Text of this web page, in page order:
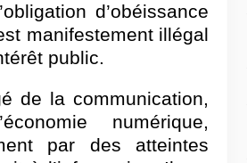
d’obéissance
manifestement illégal
public.
de la communication,
numérique,
par des atteintes